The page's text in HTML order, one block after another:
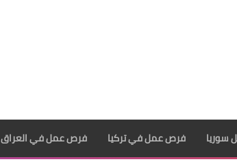
سوريا فرص عمل في تركيا فرص عمل في العراق